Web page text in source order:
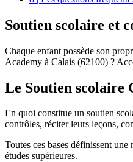
Soutien scolaire et
Chaque enfant possède son
Academy à Calais (62100) ?
Le Soutien scolaire
En quoi constitue un soutien
contrôles, réciter leurs leçons,
Toutes ces bases définissent
études supérieures.